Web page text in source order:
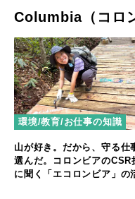
Columbia（コロ
環境/教育/お仕事の知識
山が好き。だから、守る仕
選んだ。コロンビアのCSR
に聞く「エコロンビア」の